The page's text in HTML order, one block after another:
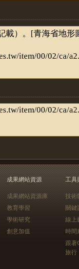
成果網站資源
成果網站資源庫
教育學習
學術研究
創意加值
工具
技術
關鍵
線上
時間
跟
旅行